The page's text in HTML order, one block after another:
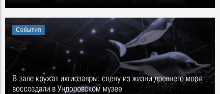
События
В зале кружат ихтиозавры: сцену из жизни древнего моря
воссоздали в Ундоровском музее